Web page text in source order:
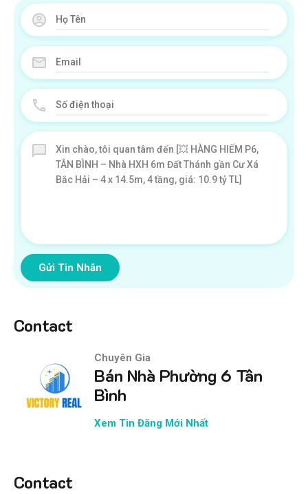
Gửi Tin Nhắn
Contact
Chuyên Gia
Bán Nhà Phường 6 Tân
Bình
Xem Tin Đăng Mới Nhất
Contact